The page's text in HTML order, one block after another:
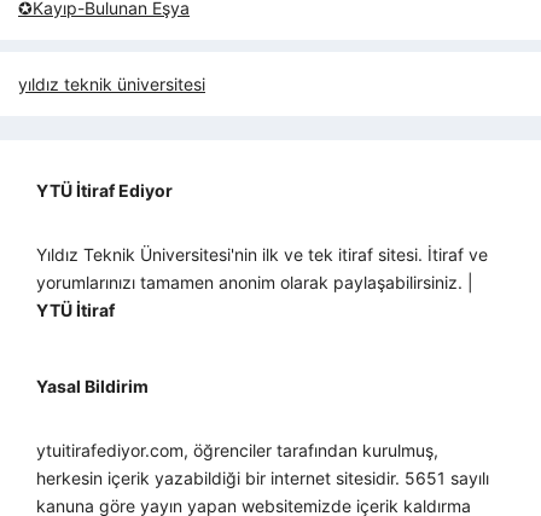
✪Kayıp-Bulunan Eşya
yıldız teknik üniversitesi
YTÜ İtiraf Ediyor
Yıldız Teknik Üniversitesi'nin ilk ve tek itiraf sitesi. İtiraf ve
yorumlarınızı tamamen anonim olarak paylaşabilirsiniz. |
YTÜ İtiraf
Yasal Bildirim
ytuitirafediyor.com, öğrenciler tarafından kurulmuş,
herkesin içerik yazabildiği bir internet sitesidir. 5651 sayılı
kanuna göre yayın yapan websitemizde içerik kaldırma